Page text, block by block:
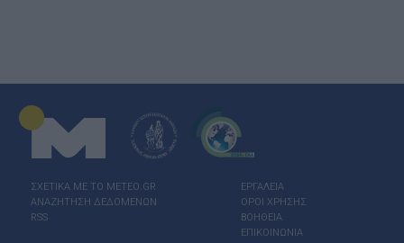
ΣΧΕΤΙΚΑ ΜΕ ΤΟ ΜΕΤΕΟ.GR
ΑΝΑΖΗΤΗΣΗ ΔΕΔΟΜΕΝΩΝ
RSS
ΕΡΓΑΛΕΙΑ
ΟΡΟΙ ΧΡΗΣΗΣ
ΒΟΗΘΕΙΑ
ΕΠΙΚΟΙΝΩΝΙΑ